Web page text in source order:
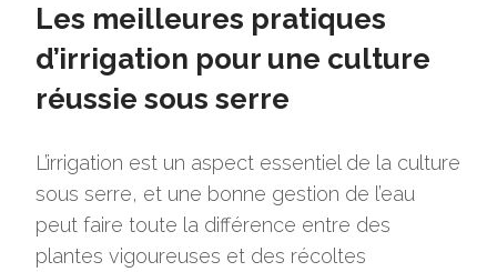
Les meilleures pratiques
d’irrigation pour une culture
réussie sous serre
L’irrigation est un aspect essentiel de la culture
sous serre, et une bonne gestion de l’eau
peut faire toute la différence entre des
plantes vigoureuses et des récoltes